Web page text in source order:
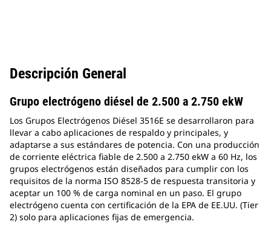
Descripción General
Grupo electrógeno diésel de 2.500 a 2.750 ekW
Los Grupos Electrógenos Diésel 3516E se desarrollaron para
llevar a cabo aplicaciones de respaldo y principales, y
adaptarse a sus estándares de potencia. Con una producción
de corriente eléctrica fiable de 2.500 a 2.750 ekW a 60 Hz, los
grupos electrógenos están diseñados para cumplir con los
requisitos de la norma ISO 8528-5 de respuesta transitoria y
aceptar un 100 % de carga nominal en un paso. El grupo
electrógeno cuenta con certificación de la EPA de EE.UU. (Tier
2) solo para aplicaciones fijas de emergencia.